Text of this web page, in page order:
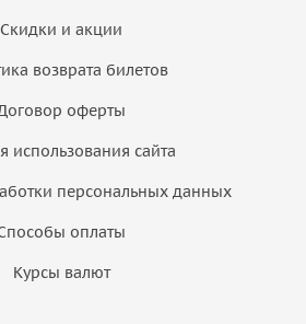
Скидки и акции
возврата билетов
оферты
использования сайта
персональных данных
оплаты
Курсы валют